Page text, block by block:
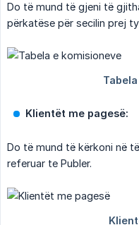
Do të mund të gjeni të
përkatëse për secilin prej
Klientët me pagesë:
Do të mund të kërkoni në
referuar te Publer.